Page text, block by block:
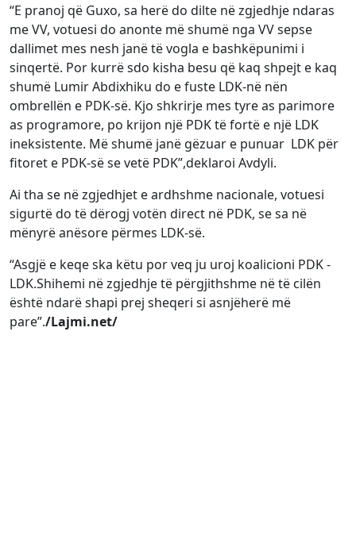
“E pranoj që Guxo, sa herë do dilte në zgjedhje ndaras
me VV, votuesi do anonte më shumë nga VV sepse
dallimet mes nesh janë të vogla e bashkëpunimi i
sinqertë. Por kurrë sdo kisha besu që kaq shpejt e kaq
shumë Lumir Abdixhiku do e fuste LDK-në nën
ombrellën e PDK-së. Kjo shkrirje mes tyre as parimore
as programore, po krijon një PDK të fortë e një LDK
ineksistente. Më shumë janë gëzuar e punuar LDK për
fitoret e PDK-së se vetë PDK”,deklaroi Avdyli.
Ai tha se në zgjedhjet e ardhshme nacionale, votuesi
sigurtë do të dërogj votën direct në PDK, se sa në
mënyrë anësore përmes LDK-së.
“Asgjë e keqe ska këtu por veq ju uroj koalicioni PDK -
LDK.Shihemi në zgjedhje të përgjithshme në të cilën
është ndarë shapi prej sheqeri si asnjëherë më
pare”./Lajmi.net/